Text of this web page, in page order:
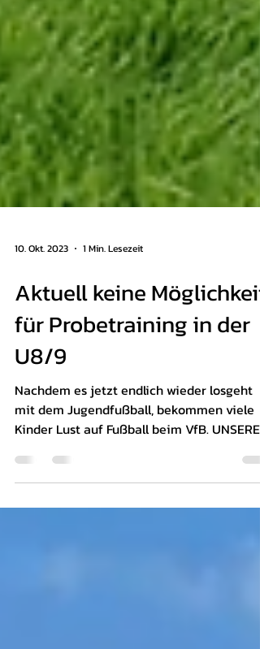
10. Okt. 2023 1 Min. Lesezeit
Aktuell keine Möglichkeit
für Probetraining in der
U8/9
Nachdem es jetzt endlich wieder losgeht
Kinder Lust auf Fußball beim VfB. UNSERE
F-Jugend hat aber...